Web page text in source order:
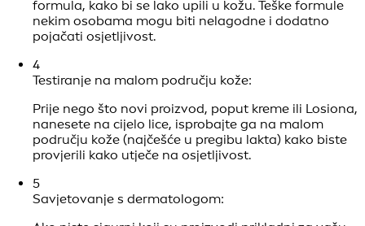
1
Hipoalergene formule:
Birajte kreme i proizvode za Hidratantnu njegu
označene kao hipoalergeni, jer su formulirani tako da
smanjuju rizik od alergijskih reakcija i iritacija. Ako
nemate neku specifičnu alergiju, nego općenitu
osjetljivost, možete se odlučiti i za proizvode posebno
namijenjene osjetljivoj koži.
2
Umirujući sastojci: